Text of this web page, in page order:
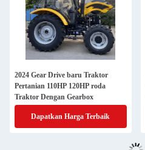
2024 Gear Drive baru Traktor
Pertanian 110HP 120HP roda
Traktor Dengan Gearbox
Dapatkan Harga Terbaik